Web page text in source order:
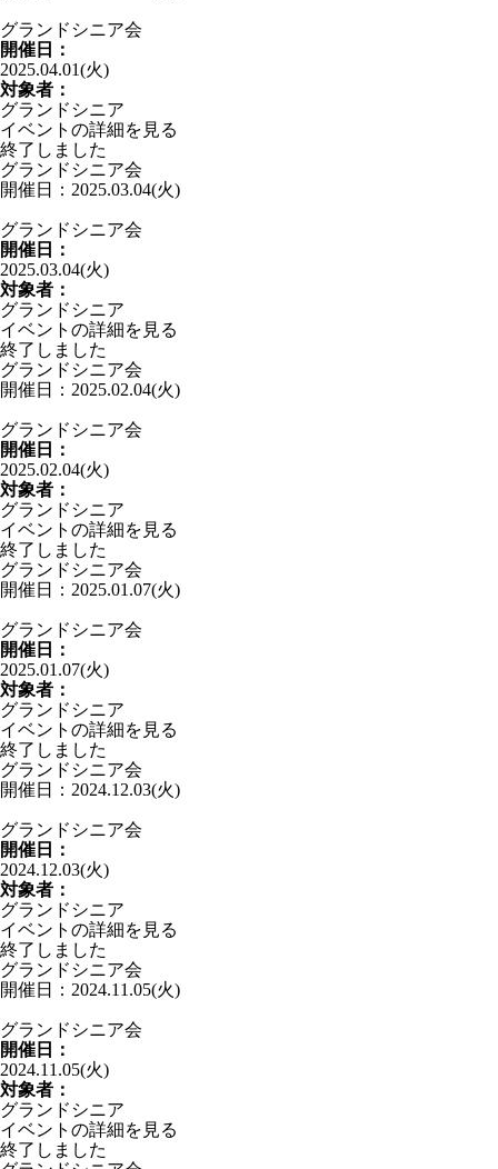
グランドシニア会
開催日：
2025.04.01(火)
対象者：
グランドシニア
イベントの詳細を見る
終了しました
グランドシニア会
開催日：2025.03.04(火)
グランドシニア会
開催日：
2025.03.04(火)
対象者：
グランドシニア
イベントの詳細を見る
終了しました
グランドシニア会
開催日：2025.02.04(火)
グランドシニア会
開催日：
2025.02.04(火)
対象者：
グランドシニア
イベントの詳細を見る
終了しました
グランドシニア会
開催日：2025.01.07(火)
グランドシニア会
開催日：
2025.01.07(火)
対象者：
グランドシニア
イベントの詳細を見る
終了しました
グランドシニア会
開催日：2024.12.03(火)
グランドシニア会
開催日：
2024.12.03(火)
対象者：
グランドシニア
イベントの詳細を見る
終了しました
グランドシニア会
開催日：2024.11.05(火)
グランドシニア会
開催日：
2024.11.05(火)
対象者：
グランドシニア
イベントの詳細を見る
終了しました